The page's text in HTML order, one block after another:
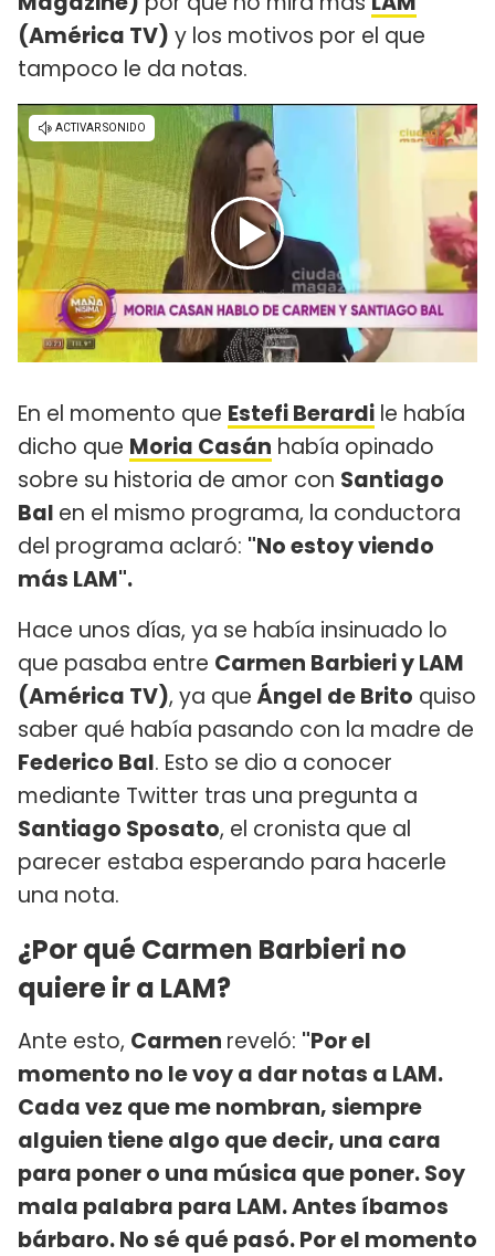
(América TV) y los motivos por el que
tampoco le da notas.
En el momento que Estefi Berardi le había
dicho que Moria Casán había opinado
sobre su historia de amor con Santiago
Bal en el mismo programa, la conductora
del programa aclaró: "No estoy viendo
más LAM".
Hace unos días, ya se había insinuado lo
que pasaba entre Carmen Barbieri y LAM
(América TV), ya queÁngel de Brito quiso
saber qué había pasando con la madre de
Federico Bal. Esto se dio a conocer
mediante Twitter tras una pregunta a
Santiago Sposato, el cronista que al
parecer estaba esperando para hacerle
una nota.
¿Por qué Carmen Barbieri no
quiere ir a LAM?
Ante esto, Carmen reveló: "Por el
momento no le voy a dar notas a LAM.
Cada vez que me nombran, siempre
alguien tiene algo que decir, una cara
para poner o una música que poner. Soy
mala palabra para LAM. Antes íbamos
bárbaro. No sé qué pasó. Por el momento